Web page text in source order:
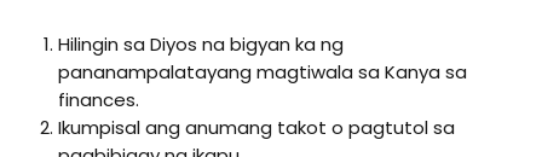
Hilingin sa Diyos na bigyan ka ng
pananampalatayang magtiwala sa Kanya sa
finances.
Ikumpisal ang anumang takot o pagtutol sa